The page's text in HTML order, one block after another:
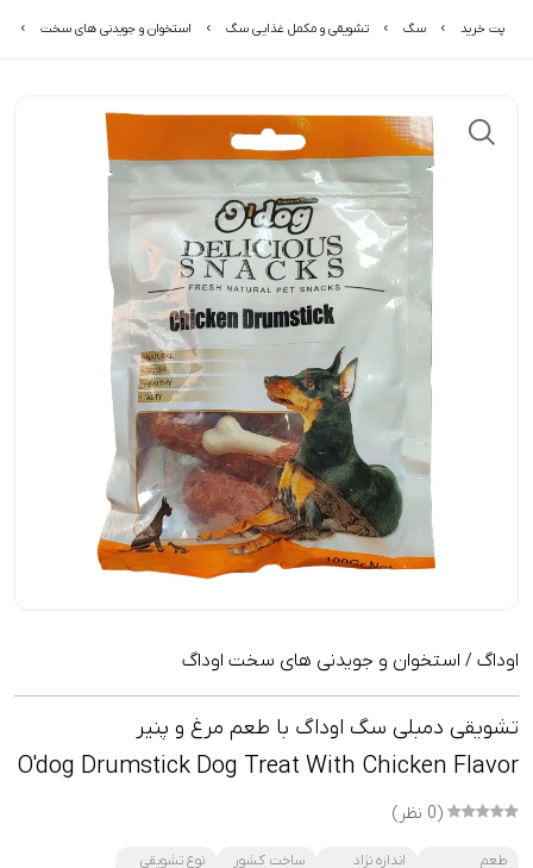
پت خرید سگ تشویقی و مکمل غذایی سگ استخوان و جویدنی های سخت
اوداگ / استخوان و جویدنی های سخت اوداگ
تشویقی دمبلی سگ اوداگ با طعم مرغ و پنیر
O'dog Drumstick Dog Treat With Chicken Flavor
(0 نظر)
طعم اندازه نژاد ساخت کشور نوع تشویقی